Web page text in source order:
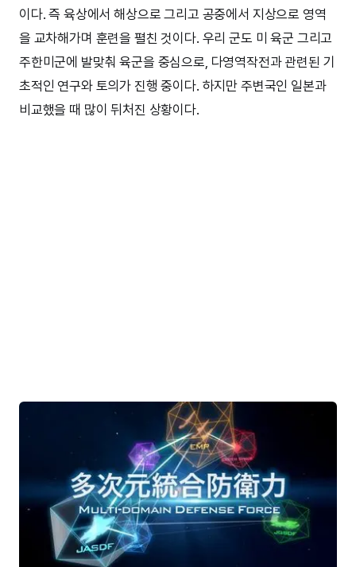
이다. 즉 육상에서 해상으로 그리고 공중에서 지상으로 영역
을 교차해가며 훈련을 펼친 것이다. 우리 군도 미 육군 그리고
주한미군에 발맞춰 육군을 중심으로, 다영역작전과 관련된 기
초적인 연구와 토의가 진행 중이다. 하지만 주변국인 일본과
비교했을 때 많이 뒤처진 상황이다.